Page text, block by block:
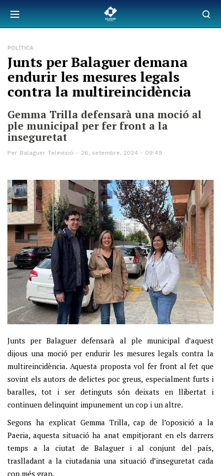
POLÍTICA
Junts per Balaguer demana
endurir les mesures legals
contra la multireincidència
Gemma Trilla defensarà una moció al
ple municipal per fer front a la
inseguretat
Per Balaguer Televisió 26, setembre, 2024 - 09:49
Junts per Balaguer defensarà al ple municipal d’aquest
dijous una moció per endurir les mesures legals contra la
multireincidència. Aquesta proposta vol fer front al fet que
sovint els autors de delictes poc greus, especialment furts i
baralles, tot i ser detinguts són deixats en llibertat i
continuen delinquint impunement un cop i un altre.
Segons ha explicat Gemma Trilla, cap de l’oposició a la
Paeria, aquesta situació ha anat empitjorant en els darrers
temps a la ciutat de Balaguer i al conjunt del país,
traslladant a la ciutadania una situació d’inseguretat cada
cop més gran.